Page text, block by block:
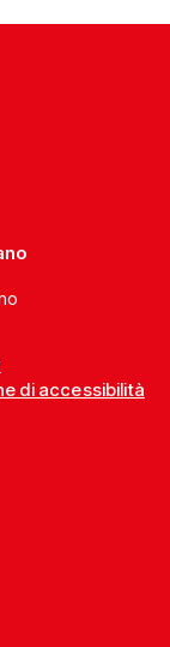
di accessibilità